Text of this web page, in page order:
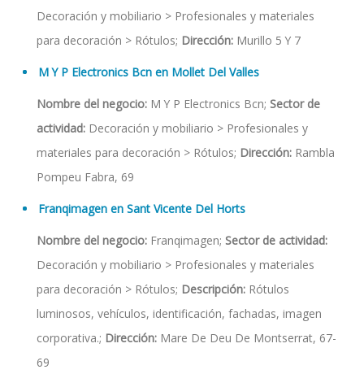
Decoración y mobiliario > Profesionales y materiales
para decoración > Rótulos; Dirección: Murillo 5 Y 7
M Y P Electronics Bcn en Mollet Del Valles
Nombre del negocio: M Y P Electronics Bcn; Sector de
actividad: Decoración y mobiliario > Profesionales y
materiales para decoración > Rótulos; Dirección: Rambla
Pompeu Fabra, 69
Franqimagen en Sant Vicente Del Horts
Nombre del negocio: Franqimagen; Sector de actividad:
Decoración y mobiliario > Profesionales y materiales
para decoración > Rótulos; Descripción: Rótulos
luminosos, vehículos, identificación, fachadas, imagen
corporativa.; Dirección: Mare De Deu De Montserrat, 67-
69